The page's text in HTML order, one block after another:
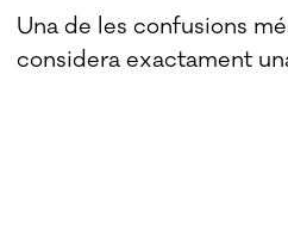
Una de les confusions
considera exactament